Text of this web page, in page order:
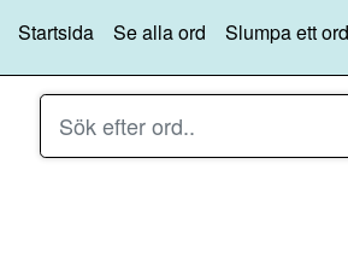
Startsida Se alla ord Slumpa ett